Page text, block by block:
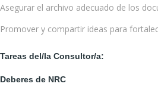
Asegurar el archivo adecuado de los
Promover y compartir ideas para
Tareas del/la Consultor/a:
Deberes de NRC